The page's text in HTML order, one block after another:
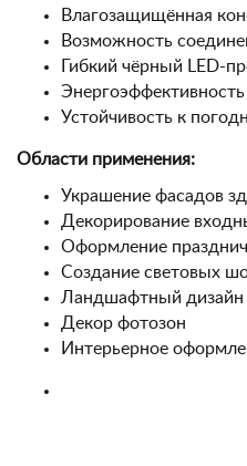
Влагозащищённая
Возможность
Гибкий чёрный LED-
Энергоэффективность
Устойчивость к
Области применения:
Украшение фасадов
Декорирование
Оформление
Создание световых
Ландшафтный дизайн
Декор фотозон
Интерьерное